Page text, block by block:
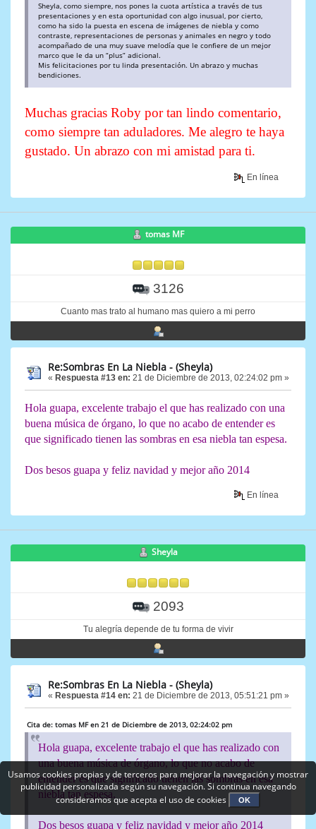
Sheyla, como siempre, nos pones la cuota artística a través de tus
presentaciones y en esta oportunidad con algo inusual, por cierto,
como ha sido la puesta en escena de imágenes de niebla y como
contraste, representaciones de personas y animales en negro y todo
acompañado de una muy suave melodía que le confiere de un mejor
marco que le da un “plus” adicional.
Mis felicitaciones por tu linda presentación. Un abrazo y muchas
bendiciones.
Muchas gracias Roby por tan lindo comentario,
como siempre tan aduladores. Me alegro te haya
gustado. Un abrazo con mi amistad para ti.
En línea
tomas MF
3126
Cuanto mas trato al humano mas quiero a mi perro
Re:Sombras En La Niebla - (Sheyla)
« Respuesta #13 en: 21 de Diciembre de 2013, 02:24:02 pm »
Hola guapa, excelente trabajo el que has realizado con una
buena música de órgano, lo que no acabo de entender es
que significado tienen las sombras en esa niebla tan espesa.
Dos besos guapa y feliz navidad y mejor año 2014
En línea
Sheyla
2093
Tu alegría depende de tu forma de vivir
Re:Sombras En La Niebla - (Sheyla)
« Respuesta #14 en: 21 de Diciembre de 2013, 05:51:21 pm »
Cita de: tomas MF en 21 de Diciembre de 2013, 02:24:02 pm
Hola guapa, excelente trabajo el que has realizado con
una buena música de órgano, lo que no acabo de
entender es que significado tienen las sombras en esa
niebla tan espesa.
Dos besos guapa y feliz navidad y mejor año 2014
Usamos cookies propias y de terceros para mejorar la navegación y mostrar
publicidad personalizada según su navegación. Si continua navegando
consideramos que acepta el uso de cookies
OK